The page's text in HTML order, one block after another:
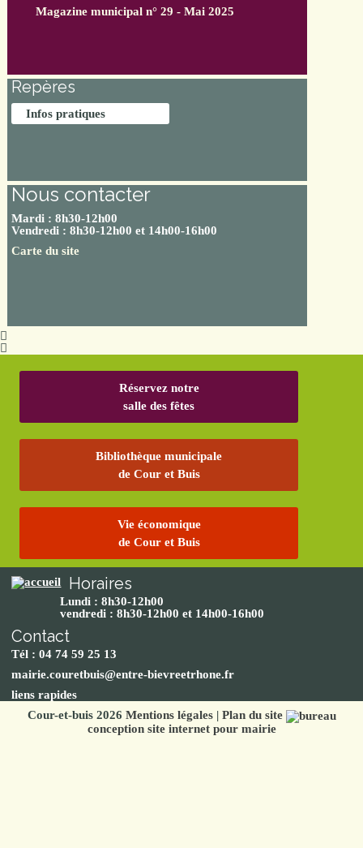
Magazine municipal n° 29 - Mai 2025
Repères
Infos pratiques
Nous contacter
Mardi : 8h30-12h00
Vendredi : 8h30-12h00 et 14h00-16h00
Carte du site
Réservez notre
salle des fêtes
Bibliothèque municipale
de Cour et Buis
Vie économique
de Cour et Buis
Horaires
Lundi : 8h30-12h00
vendredi : 8h30-12h00 et 14h00-16h00
Contact
Tél : 04 74 59 25 13
mairie.couretbuis@entre-bievreetrhone.fr
liens rapides
Cour-et-buis 2026 Mentions légales| Plan du site
conception site internet pour mairie